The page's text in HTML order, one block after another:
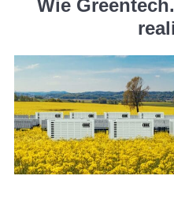
Wie